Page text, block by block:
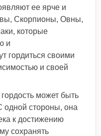
ее ярче и
Скорпионы, Овны,
которые
и
гордиться своими
и своей
может быть
одной стороны, она
к достижению
сохранять